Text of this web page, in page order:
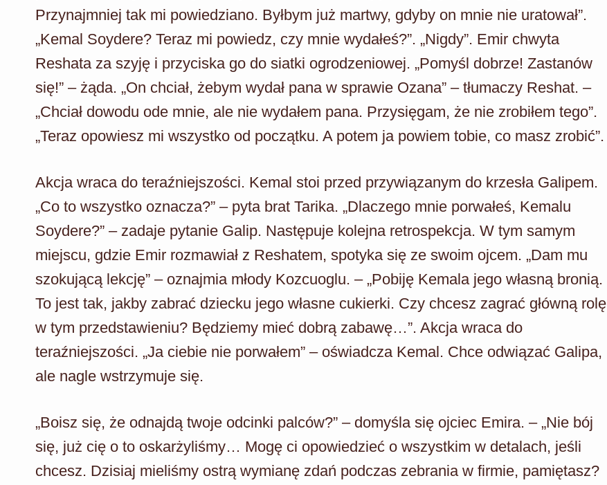
Przynajmniej tak mi powiedziano. Byłbym już martwy, gdyby on mnie nie uratował”.
„Kemal Soydere? Teraz mi powiedz, czy mnie wydałeś?”. „Nigdy”. Emir chwyta
Reshata za szyję i przyciska go do siatki ogrodzeniowej. „Pomyśl dobrze! Zastanów
się!” – żąda. „On chciał, żebym wydał pana w sprawie Ozana” – tłumaczy Reshat. –
„Chciał dowodu ode mnie, ale nie wydałem pana. Przysięgam, że nie zrobiłem tego”.
„Teraz opowiesz mi wszystko od początku. A potem ja powiem tobie, co masz zrobić”.
Akcja wraca do teraźniejszości. Kemal stoi przed przywiązanym do krzesła Galipem.
„Co to wszystko oznacza?” – pyta brat Tarika. „Dlaczego mnie porwałeś, Kemalu
Soydere?” – zadaje pytanie Galip. Następuje kolejna retrospekcja. W tym samym
miejscu, gdzie Emir rozmawiał z Reshatem, spotyka się ze swoim ojcem. „Dam mu
szokującą lekcję” – oznajmia młody Kozcuoglu. – „Pobiję Kemala jego własną bronią.
To jest tak, jakby zabrać dziecku jego własne cukierki. Czy chcesz zagrać główną rolę
w tym przedstawieniu? Będziemy mieć dobrą zabawę…”. Akcja wraca do
teraźniejszości. „Ja ciebie nie porwałem” – oświadcza Kemal. Chce odwiązać Galipa,
ale nagle wstrzymuje się.
„Boisz się, że odnajdą twoje odcinki palców?” – domyśla się ojciec Emira. – „Nie bój
się, już cię o to oskarżyliśmy… Mogę ci opowiedzieć o wszystkim w detalach, jeśli
chcesz. Dzisiaj mieliśmy ostrą wymianę zdań podczas zebrania w firmie, pamiętasz?